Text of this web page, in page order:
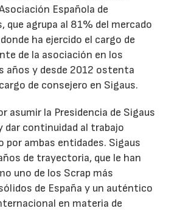
Española de
que agrupa al 81% del mercado
ha ejercido el cargo de
de la asociación en los
años y desde 2012 ostenta
de consejero en Sigaus.
asumir la Presidencia de Sigaus
dar continuidad al trabajo
por ambas entidades. Sigaus
de trayectoria, que le han
uno de los Scrap más
de España y un auténtico
en materia de